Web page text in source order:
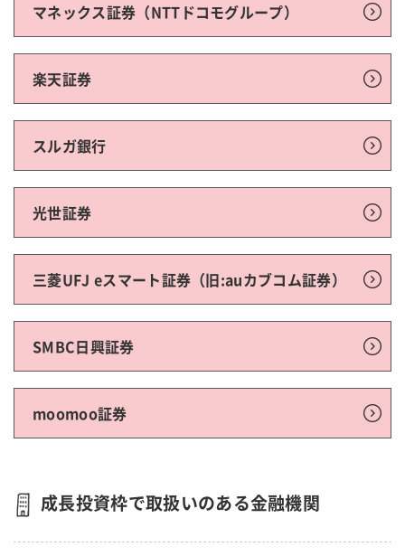
マネックス証券（NTTドコモグループ）
楽天証券
スルガ銀行
光世証券
三菱UFJ eスマート証券（旧:auカブコム証券）
SMBC日興証券
moomoo証券
成長投資枠で取扱いのある金融機関